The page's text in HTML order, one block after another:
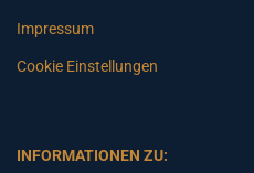
Impressum
Cookie Einstellungen
INFORMATIONEN ZU: